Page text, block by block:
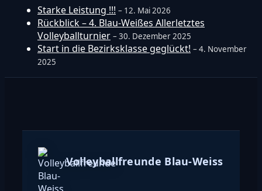
Starke Leistung !!! – 12. Mai 2026
Rückblick – 4. Blau-Weißes Allerletztes
Volleyballturnier – 30. Dezember 2025
Start in die Bezirksklasse geglückt! – 4. November
2025
Volleyballfreunde Blau-Weiss